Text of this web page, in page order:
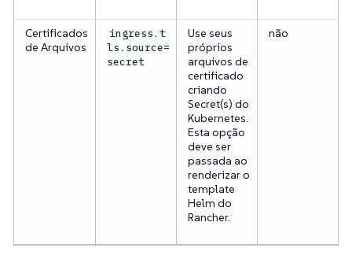
Certificados
de Arquivos
ingress.t
ls.source=
secret
Use seus
próprios
arquivos de
certificado
criando
Secret(s) do
Kubernetes.
Esta opção
deve ser
passada ao
renderizar o
template
Helm do
Rancher.
não